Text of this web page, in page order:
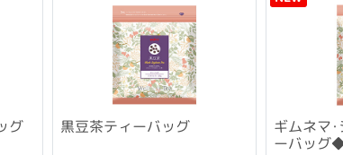
グ 黒豆茶ティーバッグ ギムネマ
ーバッグ